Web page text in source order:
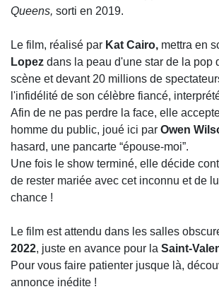
Queens, sorti en 2019.
Le film, réalisé par Kat Cairo, mettra en
Lopez dans la peau d'une star de la pop
scène et devant 20 millions de
l'infidélité de son célèbre fiancé,
Afin de ne pas perdre la face, elle
homme du public, joué ici par Owen
hasard, une pancarte “épouse-moi”.
Une fois le show terminé, elle décide
de rester mariée avec cet inconnu et de
chance !
Le film est attendu dans les salles
2022, juste en avance pour la Saint-
Pour vous faire patienter jusque là,
annonce inédite !